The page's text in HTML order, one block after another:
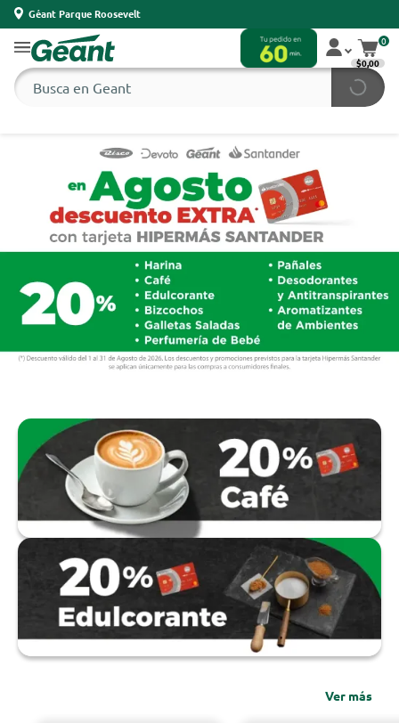
Géant Parque Roosevelt
0
$0,00
Ver más